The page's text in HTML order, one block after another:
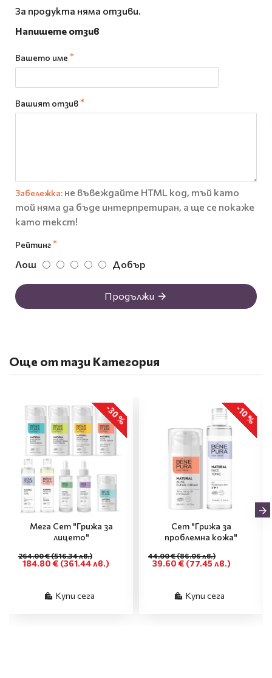
За продукта няма отзиви.
Напишете отзив
Вашето име
Вашият отзив
Забележка: не въвеждайте HTML код, тъй като
той няма да бъде интерпретиран, а ще се покаже
като текст!
Рейтинг
Лош Добър
Продължи
Още от тази Категория
-30 %
Мега Сет "Грижа за
лицето"
184.80 € (361.44 лв.)
264.00 €(516.34 лв.)
Купи сега
-10 %
Сет "Грижа за
проблемна кожа"
39.60 € (77.45 лв.)
44.00 €(86.06 лв.)
Купи сега